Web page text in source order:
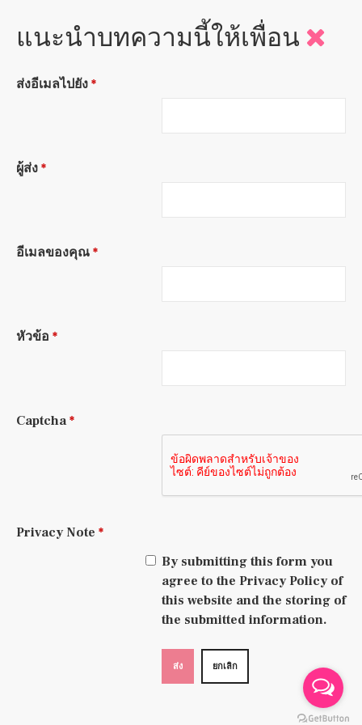
แนะนำบทความนี้ให้เพื่อน
ส่งอีเมลไปยัง *
ผู้ส่ง *
อีเมลของคุณ *
หัวข้อ *
Captcha*
Privacy Note *
By submitting this form you
agree to the Privacy Policy of
this website and the storing of
the submitted information.
ส่ง ยกเลิก